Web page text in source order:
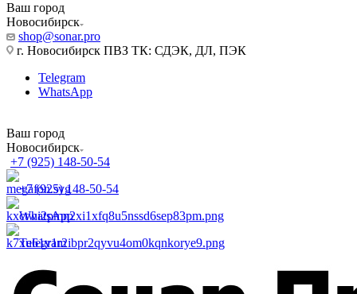
Ваш город
Новосибирск
shop@sonar.pro
г. Новосибирск ПВЗ ТК: СДЭК, ДЛ, ПЭК
Telegram
WhatsApp
Ваш город
Новосибирск
+7 (925) 148-50-54
+7 (925) 148-50-54
WhatsApp
Telegram